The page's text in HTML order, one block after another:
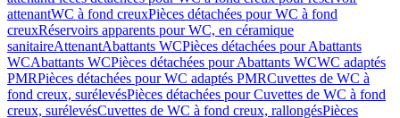
attenantWC à fond creuxPièces détachées pour WC à fond
creuxRéservoirs apparents pour WC, en céramique
sanitaireAttenantAbattants WCPièces détachées pour Abattants
WCAbattants WCPièces détachées pour Abattants WCWC adaptés
PMRPièces détachées pour WC adaptés PMRCuvettes de WC à
fond creux, surélevésPièces détachées pour Cuvettes de WC à fond
creux, surélevésCuvettes de WC à fond creux, rallongésPièces